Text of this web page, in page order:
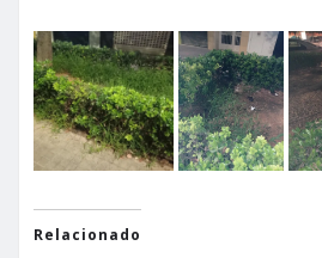
Relacionado